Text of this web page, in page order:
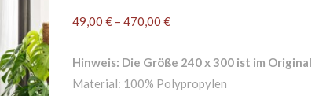
49,00 € – 470,00 €
Hinweis: Die Größe 240 x 300 ist im
Material: 100% Polypropylen